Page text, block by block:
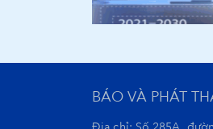
BÁO VÀ PHÁT